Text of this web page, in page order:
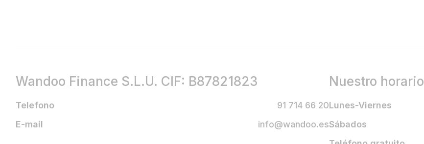
Wandoo Finance S.L.U. CIF: B87821823
Telefono
91 714 66 20
E-mail
info@wandoo.es
Nuestro horario
Lunes-Viernes
Sábados